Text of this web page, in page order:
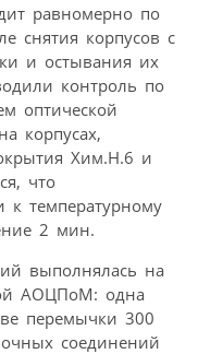
равномерно по
снятия корпусов с
и остывания их
контроль по
оптической
корпусах,
Хим.Н.6 и
что
к температурному
2 мин.
выполнялась на
АОЦПоМ: одна
перемычки 300
соединений